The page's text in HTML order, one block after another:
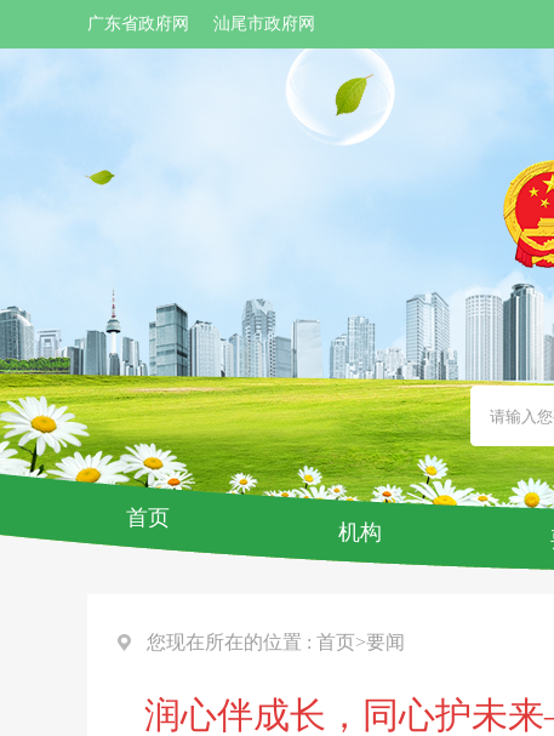
广东省政府网 汕尾市政府网
首页
机构
您现在所在的位置 : 首页>要闻
润心伴成长，同心护未